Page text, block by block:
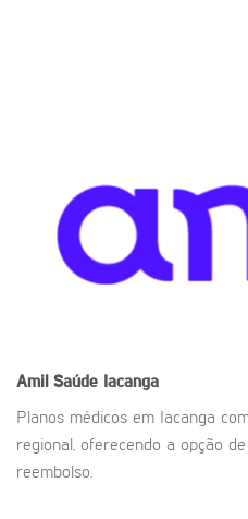
Amil Saúde Iacanga
Planos médicos em Iacanga
regional, oferecendo a opção
reembolso.